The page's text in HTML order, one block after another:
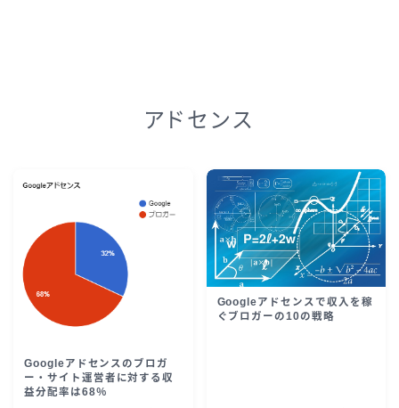
アドセンス
Googleアドセンスのブロガ
ー・サイト運営者に対する収
益分配率は68％
Googleアドセンスで収入を稼
ぐブロガーの10の戦略